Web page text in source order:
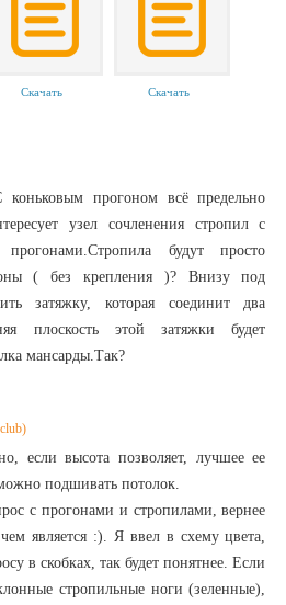
Скачать Скачать
прогоном всё предельно
узел сочленения стропил с
будут просто
( без крепления )? Внизу под
затяжку, которая соединит два
плоскость этой затяжки будет
мансарды.Так?
если высота позволяет, лучшее ее
подшивать потолок.
с прогонами и стропилами, вернее
является :). Я ввел в схему цвета,
в скобках, так будет понятнее. Если
стропильные ноги (зеленные),